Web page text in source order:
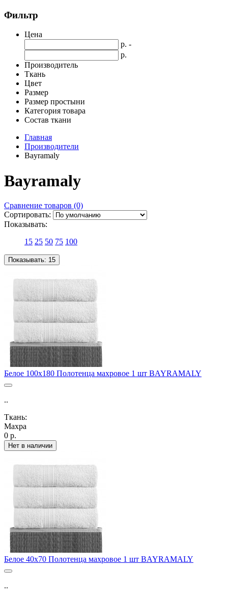
Фильтр
Цена
р. -
р.
Производитель
Ткань
Цвет
Размер
Размер простыни
Категория товара
Состав ткани
Главная
Производители
Bayramaly
Bayramaly
Сравнение товаров (0)
Сортировать:
Показывать:
15 25 50 75 100
Показывать: 15
Белое 100х180 Полотенца махровое 1 шт BAYRAMALY
..
Ткань:
Махра
0 р.
Нет в наличии
Белое 40х70 Полотенца махровое 1 шт BAYRAMALY
..